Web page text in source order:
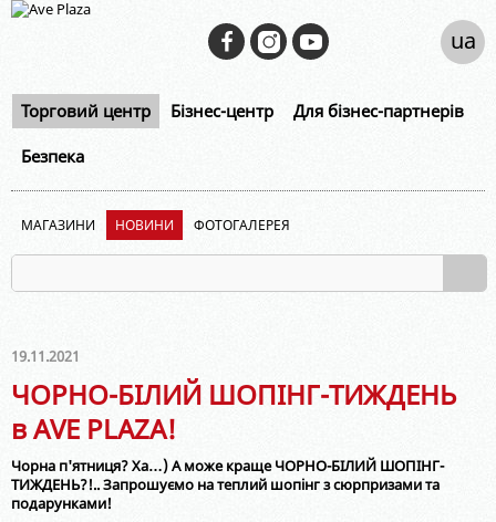
Торговий центр Бізнес-центр Для бізнес-партнерів
Безпека
ua
МАГАЗИНИ НОВИНИ ФОТОГАЛЕРЕЯ
19.11.2021
ЧОРНО-БІЛИЙ ШОПІНГ-ТИЖДЕНЬ
в AVE PLAZA!
Чорна п'ятниця? Ха…) А може краще ЧОРНО-БІЛИЙ ШОПІНГ-
ТИЖДЕНЬ?!.. Запрошуємо на теплий шопінг з сюрпризами та
подарунками!